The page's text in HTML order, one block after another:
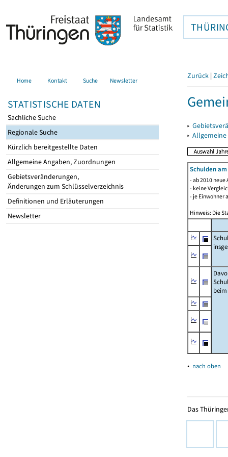
Home Kontakt Suche Newsletter
STATISTISCHE DATEN
Sachliche Suche
Regionale Suche
Kürzlich bereitgestellte Daten
Allgemeine Angaben, Zuordnungen
Gebietsveränderungen,
Änderungen zum Schlüsselverzeichnis
Definitionen und Erläuterungen
Newsletter
Zurück |
▸
▸
Schulden
- ab 2010
- keine
- je Einwohner
Hinweis: Die
beim
▴ nach oben
Das